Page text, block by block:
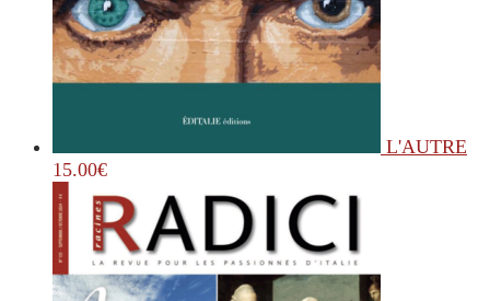
L'AUTRE
15.00€